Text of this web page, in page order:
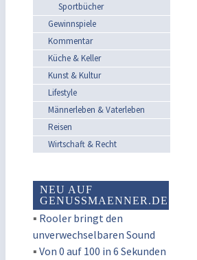
Sportbücher
Gewinnspiele
Kommentar
Küche & Keller
Kunst & Kultur
Lifestyle
Männerleben & Vaterleben
Reisen
Wirtschaft & Recht
NEU AUF
GENUSSMAENNER.DE
▪ Rooler bringt den
unverwechselbaren Sound
▪ Von 0 auf 100 in 6 Sekunden